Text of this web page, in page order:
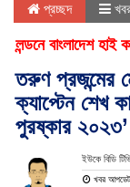
প্রচ্ছদ
লন্ডনে বাংলাদেশ হাই
তরুণ প্রজন্মের
ক্যাপ্টেন শেখ
পুরষ্কার
ইউকে বিডি
খবর